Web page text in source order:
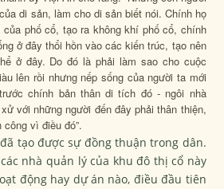
di sản, làm cho di sản biết nói. Chính họ
phố cổ, tạo ra không khí phố cổ, chính
ở đây thổi hồn vào các kiến trúc, tạo nên
ở đây. Do đó là phải làm sao cho cuộc
lên rồi nhưng nếp sống của người ta mới
chính bản thân di tích đó - ngôi nhà
với những người đến đây phải thân thiện,
vì điều đó”.
tạo được sự đồng thuận trong dân.
nhà quản lý của khu đô thị cổ này
động hay dự án nào, điều đầu tiên